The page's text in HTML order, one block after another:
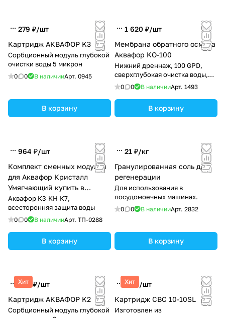
279 ₽/шт
Картридж АКВАФОР K3
Сорбционный модуль глубокой
очистки воды 5 микрон
0 0 В наличииАрт. 0945
В корзину
1 620 ₽/шт
Мембрана обратного осмоса
Аквафор KO-100
Нижний дреннаж, 100 GPD,
сверхглубокая очистка воды,
375 л/сутки
0 0 В наличииАрт. 1493
В корзину
964 ₽/шт
Комплект сменных модулей
для Аквафор Кристалл
Умягчающий купить в
Тирасполе
Аквафор К3‑КН‑К7,
всесторонняя защита воды
0 0 В наличииАрт. ТП-0288
В корзину
21 ₽/кг
Гранулированная соль для
регенерации
Для использования в
посудомоечных машинах.
0 0 В наличииАрт. 2832
В корзину
Хит
299 ₽/шт
Картридж АКВАФОР K2
Сорбционный модуль глубокой
Хит
85 ₽/шт
Картридж CBC 10-10SL
Изготовлен из